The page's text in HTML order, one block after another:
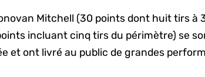
Mitchell (30 points dont huit tirs à
incluant cinq tirs du périmètre) se
et ont livré au public de grandes